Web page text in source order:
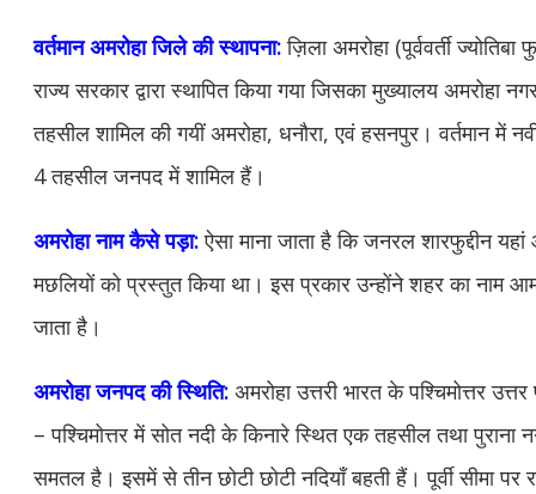
वर्तमान अमरोहा जिले की स्थापना: ज़िला अमरोहा (पूर्ववर्ती
राज्य सरकार द्वारा स्थापित किया गया जिसका मुख्यालय अमरोहा
तहसील शामिल की गयीं अमरोहा, धनौरा, एवं हसनपुर। वर्तमान में
4 तहसील जनपद में शामिल हैं।
अमरोहा नाम कैसे पड़ा: ऐसा माना जाता है कि जनरल शारफुद्दीन
मछलियों को प्रस्तुत किया था। इस प्रकार उन्होंने शहर का नाम
जाता है।
अमरोहा जनपद की स्थिति: अमरोहा उत्तरी भारत के पश्चिमोत्तर
– पश्चिमोत्तर में सोत नदी के किनारे स्थित एक तहसील तथा पुराना
समतल है। इसमें से तीन छोटी छोटी नदियाँ बहती हैं। पूर्वी सीमा पर